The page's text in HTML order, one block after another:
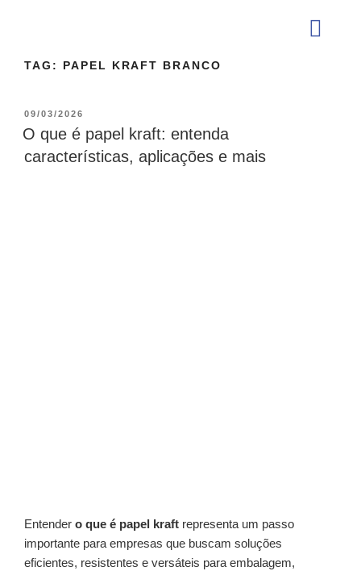
TAG: PAPEL KRAFT BRANCO
09/03/2026
O que é papel kraft: entenda
características, aplicações e mais
Entender o que é papel kraft representa um passo
importante para empresas que buscam soluções
eficientes, resistentes e versáteis para embalagem,